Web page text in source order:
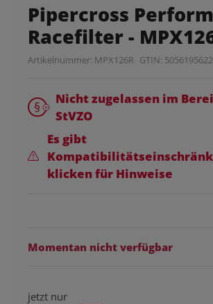
Pipercross
Racefilter -
Artikelnummer: MPX126R GTIN:
Nicht zugelassen im
StVZO
Es gibt
klicken für Hinweise
Momentan nicht verfügbar
jetzt nur